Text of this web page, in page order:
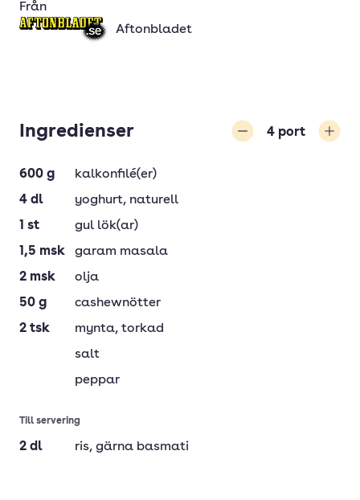
Från
Aftonbladet
Ingredienser 4 port
600 g
kalkonfilé(er)
4 dl yoghurt, naturell
1 st
gul lök(ar)
1,5 msk
garam masala
2 msk
olja
50 g
cashewnötter
2 tsk mynta, torkad
salt
peppar
Till servering
2 dl ris, gärna basmati